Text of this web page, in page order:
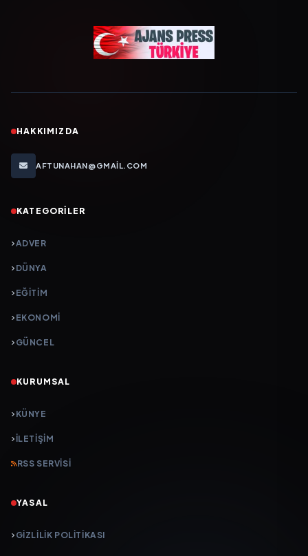
HAKKIMIZDA
AFTUNAHAN@GMAIL.COM
KATEGORILER
ADVER
DÜNYA
EĞİTİM
EKONOMİ
GÜNCEL
KURUMSAL
KÜNYE
İLETIŞIM
RSS SERVISI
YASAL
GIZLILIK POLITIKASI